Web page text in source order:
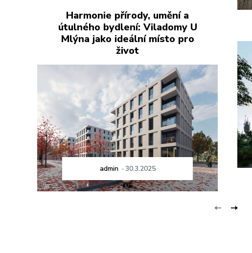
Harmonie přírody, umění a
útulného bydlení: Viladomy U
Mlýna jako ideální místo pro
život
admin -30.3.2025